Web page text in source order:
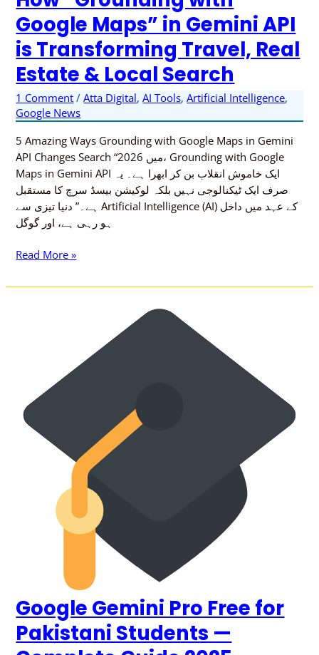
Google Maps” in Gemini API
is Transforming Travel, Real
Estate & Local Search
1 Comment /Atta Digital,AI Tools,Artificial Intelligence,
Google News
5 Amazing Ways Grounding with Google Maps in Gemini
API Changes Search “2026 میں، Grounding with Google
Maps in Gemini API ایک خاموش انقلاب بن کر ابھرا ہے۔ یہ
صرف ایک ٹیکنالوجی نہیں بلکہ لوکیشن بیسڈ سرچ کا مستقبل
ہے۔” دنیا تیزی سے Artificial Intelligence (AI) کے عہد میں داخل
ہو رہی ہے، اور گوگل
“Grounding
with
Google
Maps”
in
Gemini
API
is
Transforming
Travel,
Real
Estate
&
Local
Read More »
Google Gemini Pro Free for
Pakistani Students —
Pakistani
Students